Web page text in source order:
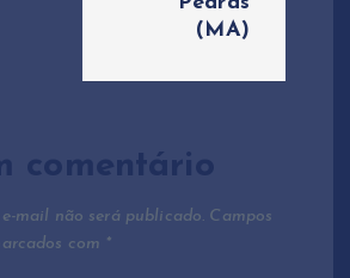
(MA)
comentário
mail não será publicado. Campos
com *